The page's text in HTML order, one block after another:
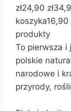
zł24,90 zł
koszyka16,90
produkty
To pierwsza i
polskie
narodowe i
przyrody,